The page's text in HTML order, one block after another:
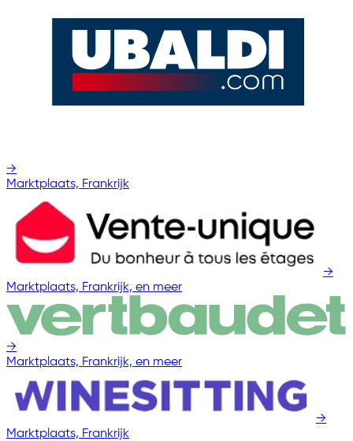
→
Marktplaats, Frankrijk
→
Marktplaats, Frankrijk, en meer
→
Marktplaats, Frankrijk, en meer
→
Marktplaats, Frankrijk